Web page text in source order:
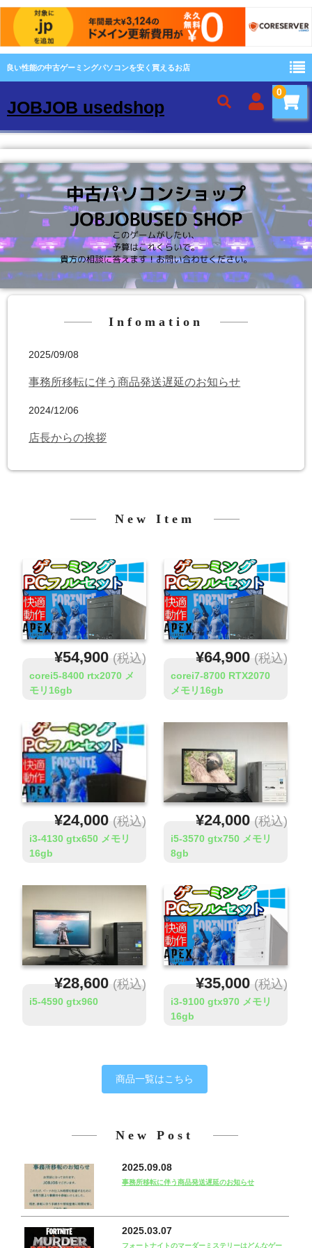
良い性能の中古ゲーミングパソコンを安く買えるお店
JOBJOB usedshop
0
ホーム
当店について
保証について
商品一覧
ブログ投稿
初心者Q&A
お問合せ
Infomation
2025/09/08
事務所移転に伴う商品発送遅延のお知らせ
2024/12/06
店長からの挨拶
New Item
¥54,900 (税込)
corei5-8400 rtx2070 メ
モリ16gb
¥64,900 (税込)
corei7-8700 RTX2070
メモリ16gb
¥24,000 (税込)
i3-4130 gtx650 メモリ
16gb
¥24,000 (税込)
i5-3570 gtx750 メモリ
8gb
¥28,600 (税込)
i5-4590 gtx960
¥35,000 (税込)
i3-9100 gtx970 メモリ
16gb
商品一覧はこちら
New Post
2025.09.08
事務所移転に伴う商品発送遅延のお知らせ
2025.03.07
フォートナイトのマーダーミステリーはどんなゲー